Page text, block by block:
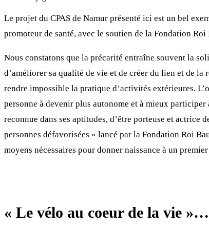
Le projet du CPAS de Namur présenté ici est un bel
promoteur de santé, avec le soutien de la Fondation
Nous constatons que la précarité entraîne souvent la
d’améliorer sa qualité de vie et de créer du lien et de
rendre impossible la pratique d’activités extérieures.
personne à devenir plus autonome et à mieux
reconnue dans ses aptitudes, d’être porteuse et actrice
personnes défavorisées » lancé par la Fondation Roi
moyens nécessaires pour donner naissance à un
« Le vélo au coeur de la vie »…